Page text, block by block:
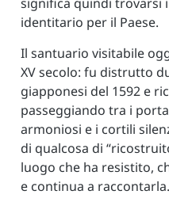
identitario per il Paese.
Il santuario visitabile
XV secolo: fu distrutto
giapponesi del 1592 e
passeggiando tra i
armoniosi e i cortili
di qualcosa di
luogo che ha resistito,
e continua a raccontarla.